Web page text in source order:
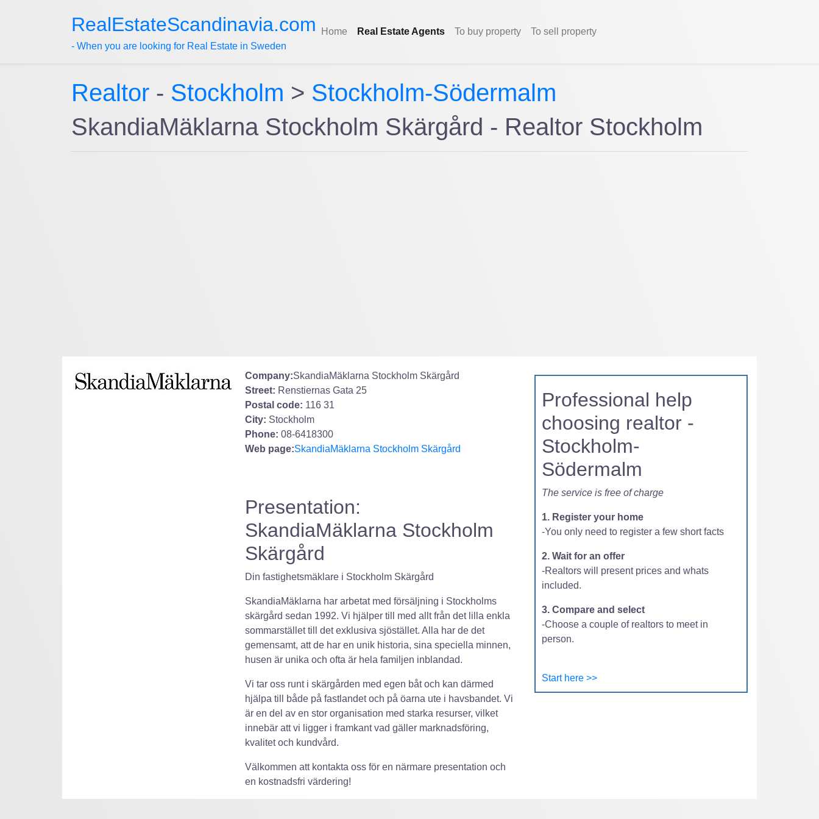
RealEstateScandinavia.com
- When you are looking for Real Estate in Sweden
Home Real Estate Agents To buy property To sell property
Realtor - Stockholm > Stockholm-Södermalm
SkandiaMäklarna Stockholm Skärgård - Realtor Stockholm
Company:SkandiaMäklarna Stockholm Skärgård
Street: Renstiernas Gata 25
Postal code: 116 31
City: Stockholm
Phone: 08-6418300
Web page:SkandiaMäklarna Stockholm Skärgård
Presentation:
SkandiaMäklarna Stockholm
Skärgård
Din fastighetsmäklare i Stockholm Skärgård
SkandiaMäklarna har arbetat med försäljning i Stockholms
skärgård sedan 1992. Vi hjälper till med allt från det lilla enkla
sommarstället till det exklusiva sjöstället. Alla har de det
gemensamt, att de har en unik historia, sina speciella minnen,
husen är unika och ofta är hela familjen inblandad.
Vi tar oss runt i skärgården med egen båt och kan därmed
hjälpa till både på fastlandet och på öarna ute i havsbandet. Vi
är en del av en stor organisation med starka resurser, vilket
innebär att vi ligger i framkant vad gäller marknadsföring,
kvalitet och kundvård.
Välkommen att kontakta oss för en närmare presentation och
en kostnadsfri värdering!
Professional help
choosing realtor -
Stockholm-
Södermalm
The service is free of charge
1. Register your home
-You only need to register a few short facts
2. Wait for an offer
-Realtors will present prices and whats
included.
3. Compare and select
-Choose a couple of realtors to meet in
person.
Start here >>